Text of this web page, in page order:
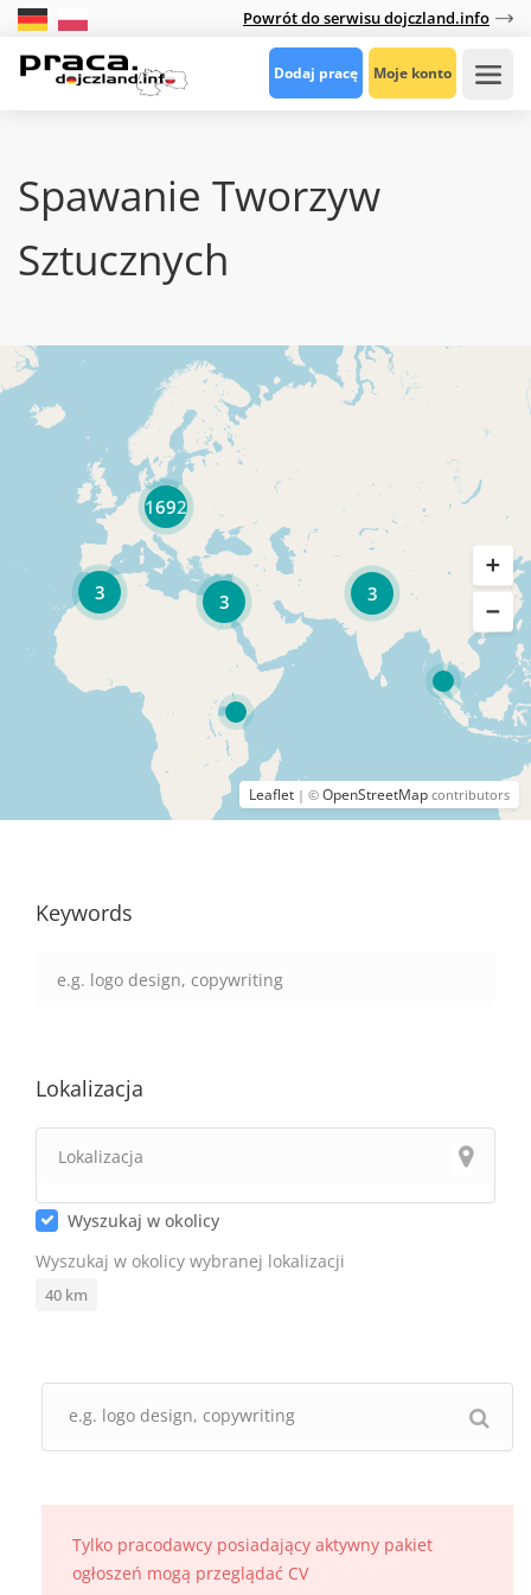
Powrót do serwisu dojczland.info
Dodaj pracę Moje konto
Spawanie Tworzyw
Sztucznych
3
3
3
1692
Leaflet | © OpenStreetMap contributors
Keywords
Lokalizacja
Wyszukaj w okolicy
Wyszukaj w okolicy wybranej lokalizacji
40 km
Tylko pracodawcy posiadający aktywny pakiet
ogłoszeń mogą przeglądać CV